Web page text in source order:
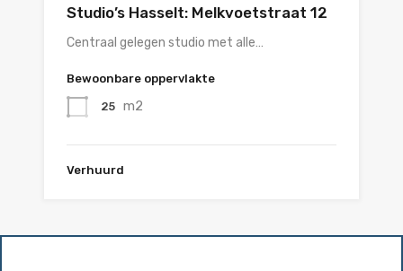
Studio’s Hasselt: Melkvoetstraat 12
Centraal gelegen studio met alle…
Bewoonbare oppervlakte
25 m2
Verhuurd